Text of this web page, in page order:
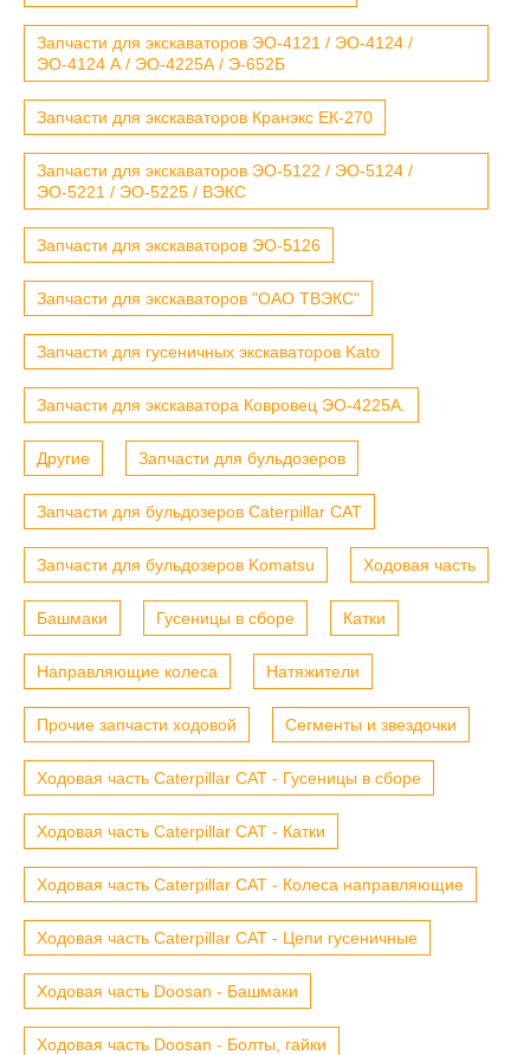
Запчасти для экскаваторов ЭО-4121 / ЭО-4124 /
ЭО-4124 А / ЭО-4225А / Э-652Б
Запчасти для экскаваторов Кранэкс ЕК-270
Запчасти для экскаваторов ЭО-5122 / ЭО-5124 /
ЭО-5221 / ЭО-5225 / ВЭКС
Запчасти для экскаваторов ЭО-5126
Запчасти для экскаваторов "ОАО ТВЭКС"
Запчасти для гусеничных экскаваторов Kato
Запчасти для экскаватора Ковровец ЭО-4225А.
Другие Запчасти для бульдозеров
Запчасти для бульдозеров Caterpillar CAT
Запчасти для бульдозеров Komatsu Ходовая часть
Башмаки Гусеницы в сборе Катки
Направляющие колеса Натяжители
Прочие запчасти ходовой Сегменты и звездочки
Ходовая часть Caterpillar CAT - Гусеницы в сборе
Ходовая часть Caterpillar CAT - Катки
Ходовая часть Caterpillar CAT - Колеса направляющие
Ходовая часть Caterpillar CAT - Цепи гусеничные
Ходовая часть Doosan - Башмаки
Ходовая часть Doosan - Болты, гайки